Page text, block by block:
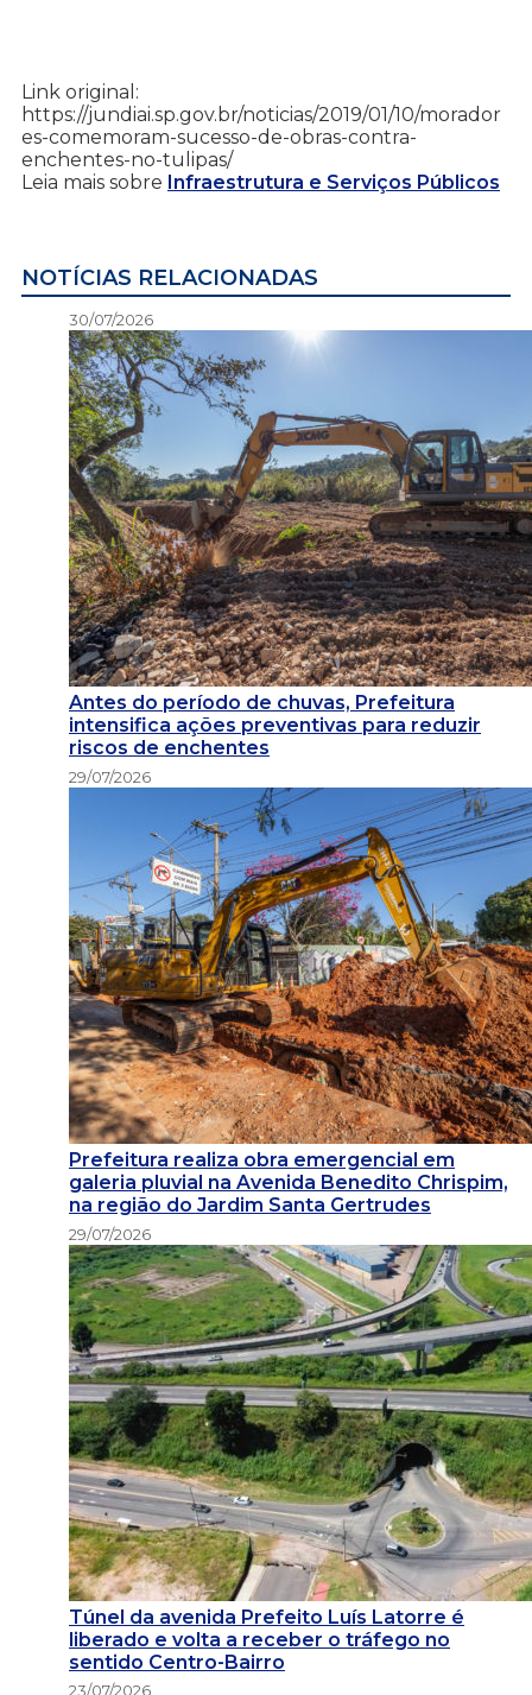
Link original:
https://jundiai.sp.gov.br/noticias/2019/01/10/morador
es-comemoram-sucesso-de-obras-contra-
enchentes-no-tulipas/
Leia mais sobre Infraestrutura e Serviços Públicos
NOTÍCIAS RELACIONADAS
30/07/2026
Antes do período de chuvas, Prefeitura
intensifica ações preventivas para reduzir
riscos de enchentes
29/07/2026
Prefeitura realiza obra emergencial em
galeria pluvial na Avenida Benedito Chrispim,
na região do Jardim Santa Gertrudes
29/07/2026
Túnel da avenida Prefeito Luís Latorre é
liberado e volta a receber o tráfego no
sentido Centro-Bairro
23/07/2026